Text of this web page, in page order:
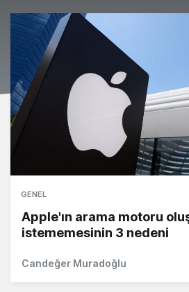
GENEL
Apple'ın arama motoru
istememesinin 3 nedeni
Candeğer Muradoğlu